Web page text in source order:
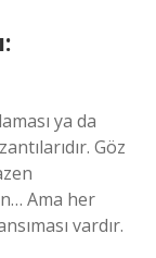
ya da
Göz
Ama her
vardır.